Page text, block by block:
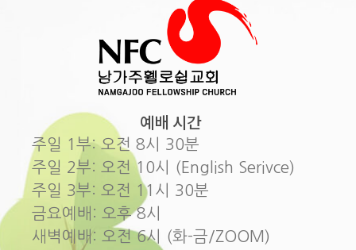
예배 시간
주일 1부: 오전 8시 30분
주일 2부: 오전 10시 (English Serivce)
주일 3부: 오전 11시 30분
금요예배: 오후 8시
새벽예배: 오전 6시 (화-금/ZOOM)